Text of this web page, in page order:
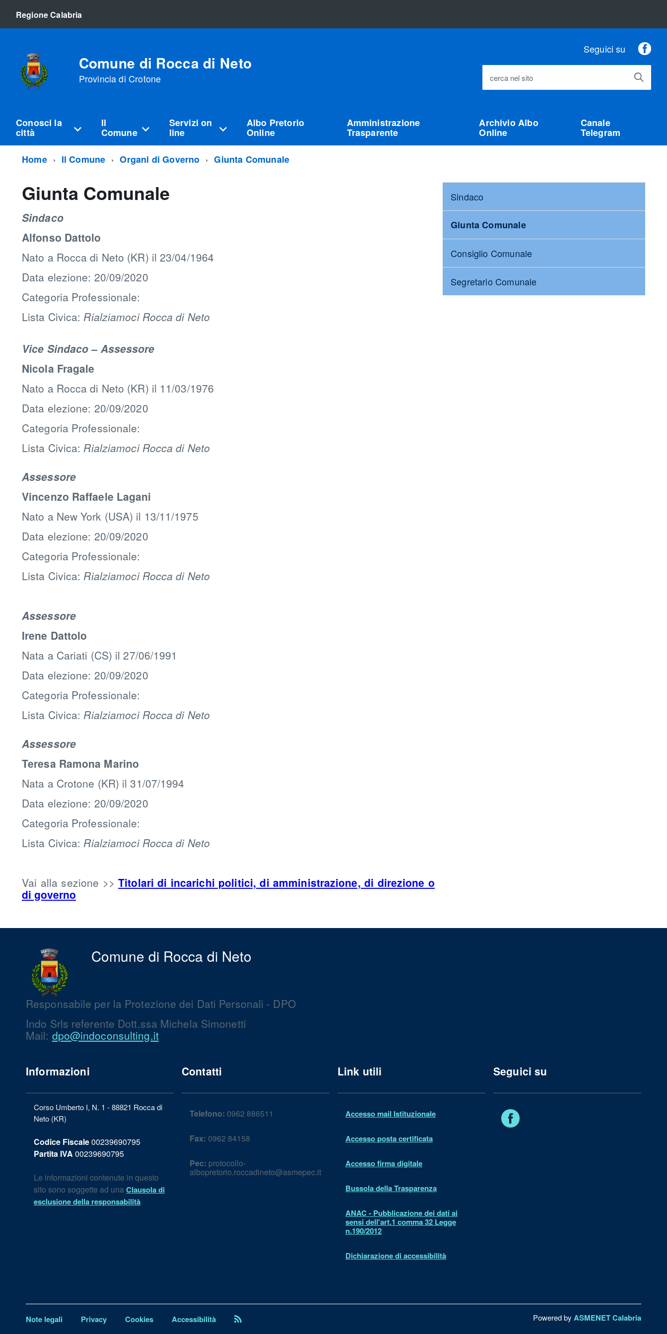
Regione Calabria
Comune di Rocca di Neto
Provincia di Crotone
Seguici su
cerca nel sito
Conosci la
città
Il
Comune
Servizi on
line
Albo Pretorio
Online
Amministrazione
Trasparente
Archivio Albo
Online
Canale
Telegram
Home Il Comune Organi di Governo Giunta Comunale
Giunta Comunale
Sindaco
Alfonso Dattolo
Nato a Rocca di Neto (KR) il 23/04/1964
Data elezione: 20/09/2020
Categoria Professionale:
Lista Civica: Rialziamoci Rocca di Neto
Vice Sindaco – Assessore
Nicola Fragale
Nato a Rocca di Neto (KR) il 11/03/1976
Data elezione: 20/09/2020
Categoria Professionale:
Lista Civica: Rialziamoci Rocca di Neto
Assessore
Vincenzo Raffaele Lagani
Nato a New York (USA) il 13/11/1975
Data elezione: 20/09/2020
Categoria Professionale:
Lista Civica: Rialziamoci Rocca di Neto
Assessore
Irene Dattolo
Nata a Cariati (CS) il 27/06/1991
Data elezione: 20/09/2020
Categoria Professionale:
Lista Civica: Rialziamoci Rocca di Neto
Assessore
Teresa Ramona Marino
Nata a Crotone (KR) il 31/07/1994
Data elezione: 20/09/2020
Categoria Professionale:
Lista Civica: Rialziamoci Rocca di Neto
Vai alla sezione >>Titolari di incarichi politici, di amministrazione, di direzione o
di governo
Sindaco
Giunta Comunale
Consiglio Comunale
Segretario Comunale
Comune di Rocca di Neto
Responsabile per la Protezione dei Dati Personali - DPO
Indo Srls referente Dott.ssa Michela Simonetti
Mail: dpo@indoconsulting.it
Informazioni
Corso Umberto I, N. 1 - 88821 Rocca di
Neto (KR)
Codice Fiscale00239690795
Partita IVA 00239690795
Le informazioni contenute in questo
sito sono soggette ad unaClausola di
esclusione della responsabilità.
Contatti
Telefono: 0962 886511
Fax: 0962 84158
Pec: protocollo-
albopretorio.roccadineto@asmepec.it
Link utili
Accesso mail Istituzionale
Accesso posta certificata
Accesso firma digitale
Bussola della Trasparenza
ANAC - Pubblicazione dei dati ai
sensi dell'art.1 comma 32 Legge
n.190/2012
Dichiarazione di accessibilità
Seguici su
Note legali Privacy Cookies Accessibilità Powered by ASMENET Calabria